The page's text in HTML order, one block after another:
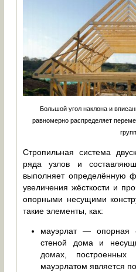
Большой угол наклона и
равномерно распределяет
Стропильная система
ряда узлов и
выполняет определённую
увеличения жёсткости и
опорными несущими
такие элементы, как:
мауэрлат — опорная
стеной дома и
домах,
мауэрлатом является